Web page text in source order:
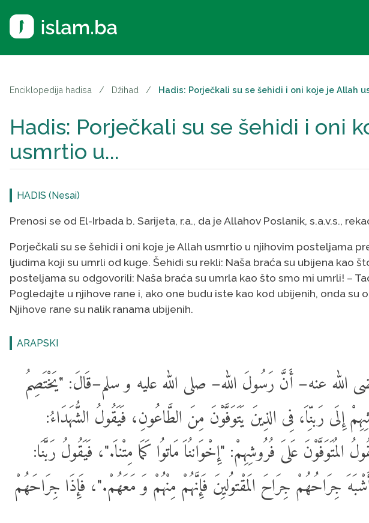
Enciklopedija hadisa / Džihad / Hadis: Porječkali su se šehidi i oni koje je Allah
Hadis: Porječkali su se šehidi i oni
usmrtio u...
HADIS (Nesai)
Prenosi se od El-Irbada b. Sarijeta, r.a., da je Allahov Poslanik, s.a.v.s.,
Porječkali su se šehidi i oni koje je Allah usmrtio u njihovim posteljama
ljudima koji su umrli od kuge. Šehidi su rekli: Naša braća su ubijena kao
posteljama su odgovorili: Naša braća su umrla kao što smo mi umrli! –
Pogledajte u njihove rane i, ako one budu iste kao kod ubijenih, onda su
Njihove rane su nalik ranama ubijenih.
ARAPSKI
عنه– أَنَّ رَسُولَ الله– صلى الله عليه و سلم–قَالَ: "يَخْتَصِمُ
إِلَى رَبنِّاَ، فِى الذِينَ يَتَوَفَّوْنَ مِنَ الطَّاعُونِ، فَيَقُولُ الشُّهَدَاءُ:
المُتَوَفَّوْنَ عَلىَ فُرُوشِهِمْ: "إِخْوَاننُاَ مَاتوُا كَمَا مِتْناَ."، فَيَقُولُ رَبَّنَا:
جِرَاحُهُمْ جِرَاحَ الَمقْتوُليِنَ فَإِنَّهُمْ مِنْهُمْ وَ مَعَهُمْ."، فَإِذَا جِرَاحَهُمْ